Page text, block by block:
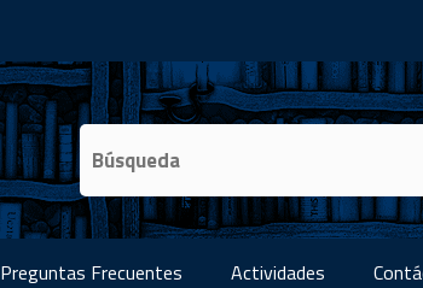
Preguntas Frecuentes Actividades